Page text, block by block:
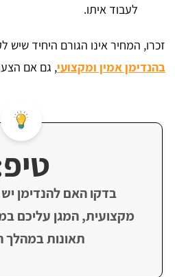
לעבוד איתו.
זכרו, המחיר אינו הגורם היחיד
בהנדימן אמין ומקצועי, גם אם
בדקו האם להנדימן
מקצועית, המגן עליכם
תאונות במהלך